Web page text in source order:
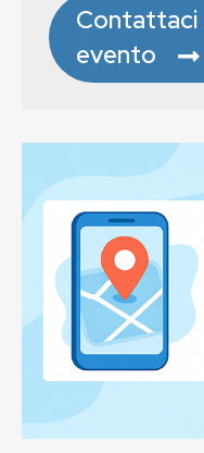
Contattaci
evento